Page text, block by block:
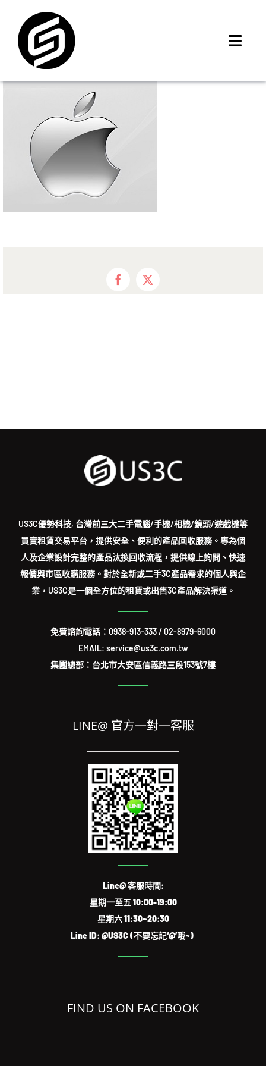
content
iMCheck APP
iPhone 回收價
線上商城
3C租賃
MSI 舊換新
Facebook
X
US3C優勢科技, 台灣前三大二手電腦/手機/相機/鏡頭/遊戲機等
買賣租賃交易平台，提供安全、便利的產品回收服務。專為個
人及企業設計完整的產品汰換回收流程，提供線上詢問、快速
報價與市區收購服務。對於全新或二手3C產品需求的個人與企
業，US3C是一個全方位的租賃或出售3C產品解決渠道。
免費諮詢電話： 0938-913-333/02-8979-6000
EMAIL: service@us3c.com.tw
集團總部：台北市大安區信義路三段153號7樓
LINE@ 官方一對一客服
Line@ 客服時間:
星期一至五 10:00-19:00
星期六 11:30~20:30
Line ID: @US3C (不要忘記‘@’哦~)
FIND US ON FACEBOOK